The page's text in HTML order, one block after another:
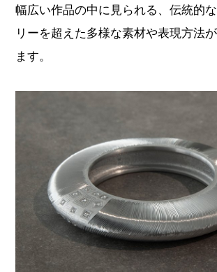
幅広い作品の中に見られる、伝統的
リーを超えた多様な素材や表現方法
ます。